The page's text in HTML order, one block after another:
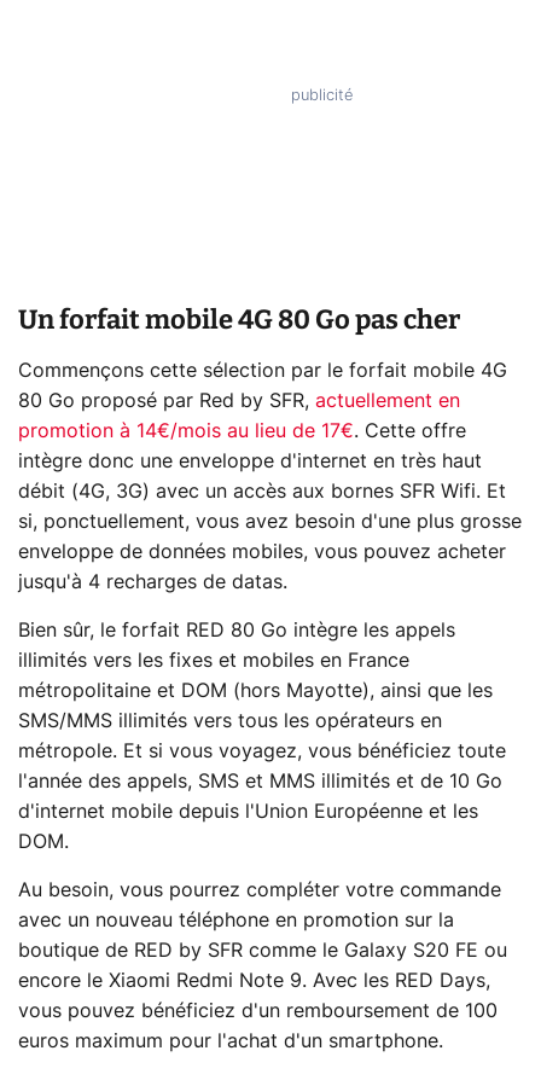
Un forfait mobile 4G 80 Go pas cher
Commençons cette sélection par le forfait mobile 4G
80 Go proposé par Red by SFR, actuellement en
promotion à 14€/mois au lieu de 17€. Cette offre
intègre donc une enveloppe d'internet en très haut
débit (4G, 3G) avec un accès aux bornes SFR Wifi. Et
si, ponctuellement, vous avez besoin d'une plus grosse
enveloppe de données mobiles, vous pouvez acheter
jusqu'à 4 recharges de datas.
Bien sûr, le forfait RED 80 Go intègre les appels
illimités vers les fixes et mobiles en France
métropolitaine et DOM (hors Mayotte), ainsi que les
SMS/MMS illimités vers tous les opérateurs en
métropole. Et si vous voyagez, vous bénéficiez toute
l'année des appels, SMS et MMS illimités et de 10 Go
d'internet mobile depuis l'Union Européenne et les
DOM.
Au besoin, vous pourrez compléter votre commande
avec un nouveau téléphone en promotion sur la
boutique de RED by SFR comme le Galaxy S20 FE ou
encore le Xiaomi Redmi Note 9. Avec les RED Days,
vous pouvez bénéficiez d'un remboursement de 100
euros maximum pour l'achat d'un smartphone.